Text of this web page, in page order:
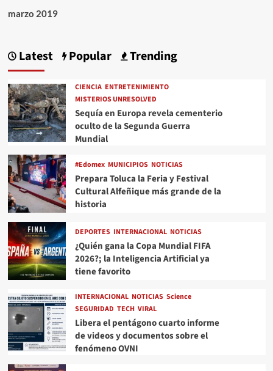
marzo 2019
Latest Popular Trending
CIENCIA ENTRETENIMIENTO
MISTERIOS UNRESOLVED
Sequía en Europa revela cementerio
oculto de la Segunda Guerra
Mundial
#Edomex MUNICIPIOS NOTICIAS
Prepara Toluca la Feria y Festival
Cultural Alfeñique más grande de la
historia
DEPORTES INTERNACIONAL NOTICIAS
¿Quién gana la Copa Mundial FIFA
2026?; la Inteligencia Artificial ya
tiene favorito
INTERNACIONAL NOTICIAS Science
SEGURIDAD TECH VIRAL
Libera el pentágono cuarto informe
de videos y documentos sobre el
fenómeno OVNI